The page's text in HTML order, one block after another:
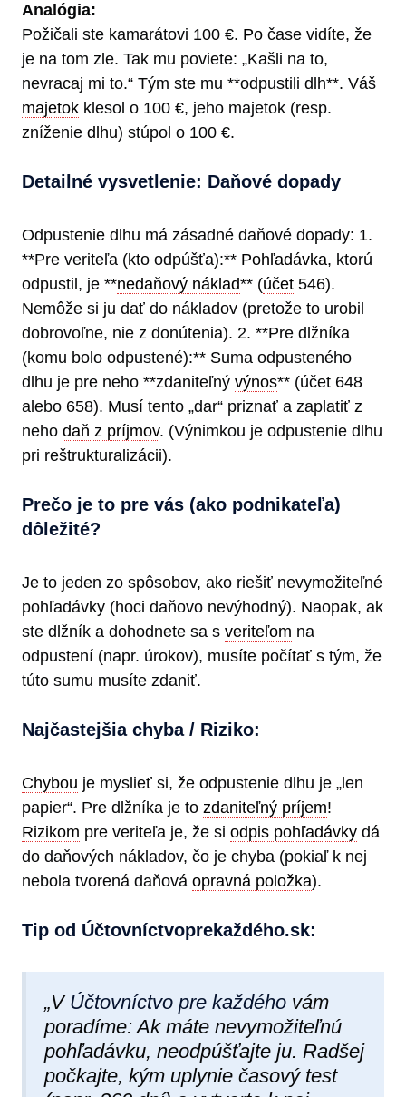
Analógia:
Požičali ste kamarátovi 100 €. Po čase vidíte, že
je na tom zle. Tak mu poviete: „Kašli na to,
nevracaj mi to.“ Tým ste mu **odpustili dlh**. Váš
majetok klesol o 100 €, jeho majetok (resp.
zníženie dlhu) stúpol o 100 €.
Detailné vysvetlenie: Daňové dopady
Odpustenie dlhu má zásadné daňové dopady: 1.
**Pre veriteľa (kto odpúšťa):** Pohľadávka, ktorú
odpustil, je **nedaňový náklad** (účet 546).
Nemôže si ju dať do nákladov (pretože to urobil
dobrovoľne, nie z donútenia). 2. **Pre dlžníka
(komu bolo odpustené):** Suma odpusteného
dlhu je pre neho **zdaniteľný výnos** (účet 648
alebo 658). Musí tento „dar“ priznať a zaplatiť z
neho daň z príjmov. (Výnimkou je odpustenie dlhu
pri reštrukturalizácii).
Prečo je to pre vás (ako podnikateľa)
dôležité?
Je to jeden zo spôsobov, ako riešiť nevymožiteľné
pohľadávky (hoci daňovo nevýhodný). Naopak, ak
ste dlžník a dohodnete sa s veriteľom na
odpustení (napr. úrokov), musíte počítať s tým, že
túto sumu musíte zdaniť.
Najčastejšia chyba / Riziko:
Chybou je myslieť si, že odpustenie dlhu je „len
papier“. Pre dlžníka je to zdaniteľný príjem!
Rizikom pre veriteľa je, že si odpis pohľadávky dá
do daňových nákladov, čo je chyba (pokiaľ k nej
nebola tvorená daňová opravná položka).
Tip od Účtovníctvoprekaždéh​o.sk:
„V Účtovníctvo pre každého vám
poradíme: Ak máte nevymožiteľnú
pohľadávku, neodpúšťajte ju. Radšej
počkajte, kým uplynie časový test